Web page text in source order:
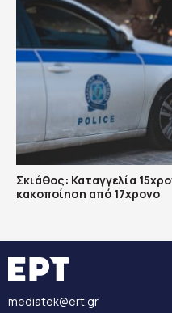
Σκιάθος: Καταγγελία
κακοποίηση από 17χρονο
mediatek@ert.gr